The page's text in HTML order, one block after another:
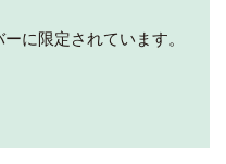
に限定されています。